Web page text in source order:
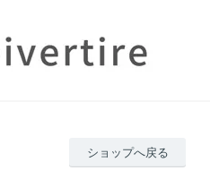
ショップへ戻る